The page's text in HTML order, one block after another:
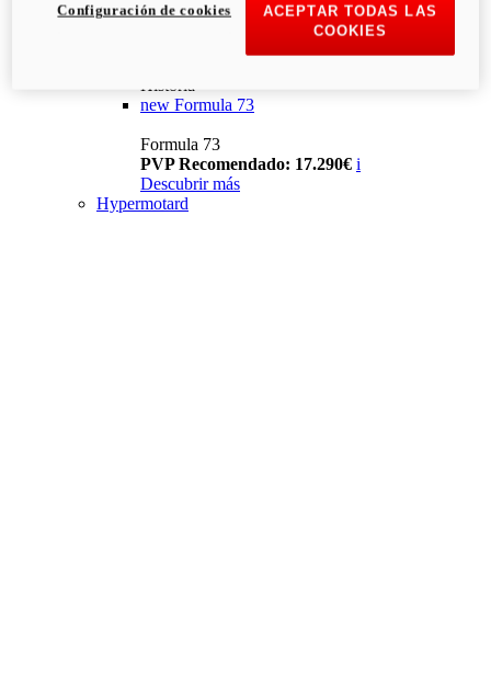
Historia
new Formula 73
Formula 73
PVP Recomendado: 17.290€ i
Descubrir más
Hypermotard
ACEPTAR TODAS LAS
COOKIES
Configuración de cookies